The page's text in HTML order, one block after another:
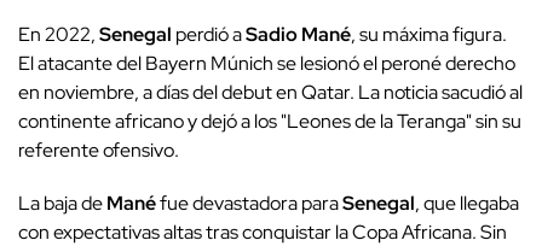
En 2022,Senegal perdió aSadio Mané, su máxima figura.
El atacante del Bayern Múnich se lesionó el peroné derecho
en noviembre, a días del debut en Qatar. La noticia sacudió al
continente africano y dejó a los "Leones de la Teranga" sin su
referente ofensivo.
La baja deManéfue devastadora paraSenegal, que llegaba
con expectativas altas tras conquistar la Copa Africana. Sin